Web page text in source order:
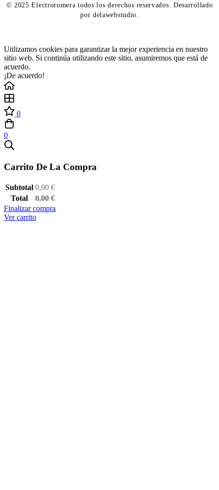
© 2025 Electroromera todos los derechos reservados. Desarrollado
por delawebstudio.
Utilizamos cookies para garantizar la mejor experiencia en nuestro
sitio web. Si continúa utilizando este sitio, asumiremos que está de
acuerdo.
¡De acuerdo!
0
0
Carrito De La Compra
Subtotal 0,00 €
Total
0,00 €
Finalizar compra
Ver carrito